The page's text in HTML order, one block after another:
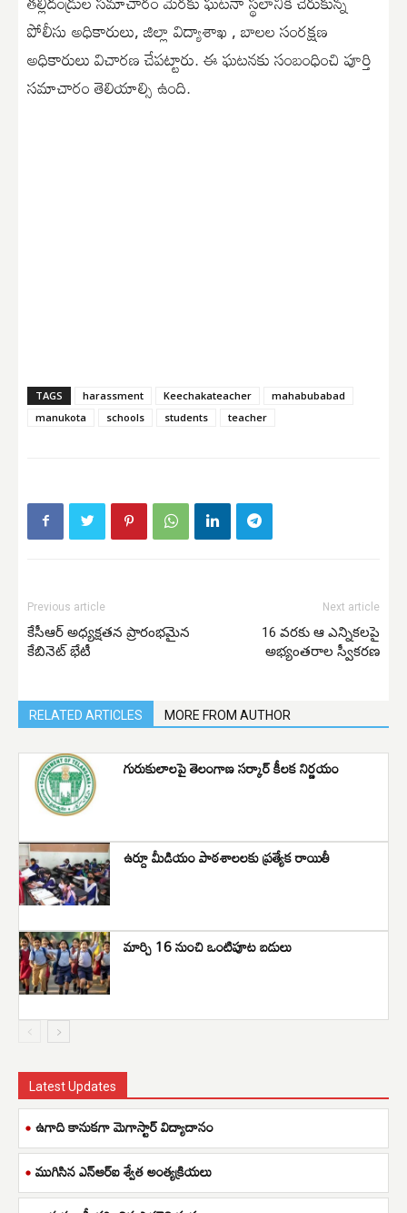
పోలీసు అధికారులు, జిల్లా విద్యాశాఖ , బాలల సంరక్షణ
అధికారులు విచారణ చేపట్టారు. ఈ ఘటనకు సంబంధించి పూర్తి
సమాచారం తెలియాల్సి ఉంది.
TAGS harassment Keechakateacher
mahabubabad
manukota
schools students teacher
Previous article
కేసీఆర్ అధ్యక్షతన ప్రారంభమైన
కేబినెట్ భేటీ
Next article
16 వరకు ఆ ఎన్నికలపై
అభ్యంతరాల స్వీకరణ
RELATED ARTICLES MORE FROM AUTHOR
గురుకులాలపై తెలంగాణ సర్కార్ కీలక నిర్ణయం
ఉర్దూ మీడియం పాఠశాలలకు ప్రత్యేక రాయితీ
మార్చి 16 నుంచి ఒంటిపూట బడులు
Latest Updates
ఉగాది కానుకగా మెగాస్టార్ విద్యాదానం
ముగిసిన ఎన్ఆర్ఐ శ్వేత అంత్యక్రియలు